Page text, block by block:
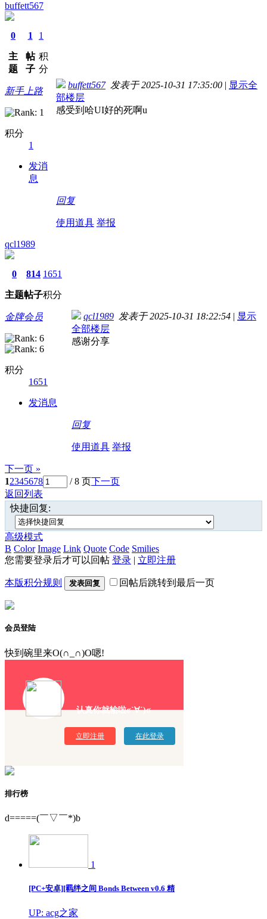
buffett567
0
主
题
1
帖
子
1
积
分
新手上路
积分
1
发消
息
buffett567发表于 2025-10-31 17:35:00 | 显示全
部楼层
感受到哈UI好的死啊u
回复
使用道具 举报
qcl1989
0
主题
814
帖子
1651
积分
金牌会员
积分
1651
发消息
qcl1989 发表于 2025-10-31 18:22:54 | 显示
全部楼层
感谢分享
回复
使用道具 举报
下一页 »
12345678 / 8 页下一页
返回列表
快捷回复:
高级模式
B Color Image Link Quote Code Smilies
您需要登录后才可以回帖 登录 | 立即注册
本版积分规则 发表回复 回帖后跳转到最后一页
会员登陆
快到碗里来O(∩_∩)O嗯!
认真你就输啦σ`∀´)σ
立即注册 在此登录
排行榜
d=====(￣▽￣*)b
1
[PC+安卓][羁绊之间 Bonds Between v0.6 精
UP: acg之家